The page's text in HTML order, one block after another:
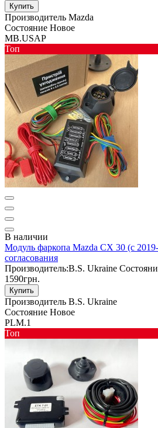
Купить
Производитель Mazda
Состояние Новое
MB.USAP
Toп
В наличии
Модуль фаркопа Mazda CX 30 (c
согласования
Производитель:B.S. Ukraine
1590грн.
Купить
Производитель B.S. Ukraine
Состояние Новое
PLM.1
Toп